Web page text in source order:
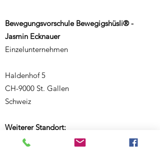
Bewegungsvorschule Bewegigshüsli® -
Jasmin Ecknauer
Einzelunternehmen
Haldenhof 5
CH-9000 St. Gallen
Schweiz
Weiterer Standort:
Salmsacherstrasse 9